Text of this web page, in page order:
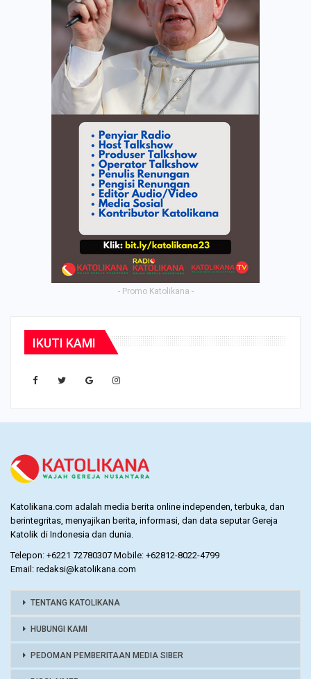
- Promo Katolikana -
IKUTI KAMI
Katolikana.com adalah media berita online independen, terbuka, dan
berintegritas, menyajikan berita, informasi, dan data seputar Gereja
Katolik di Indonesia dan dunia.
Telepon: +6221 72780307 Mobile: +62812-8022-4799
Email: redaksi@katolikana.com
TENTANG KATOLIKANA
HUBUNGI KAMI
PEDOMAN PEMBERITAAN MEDIA SIBER